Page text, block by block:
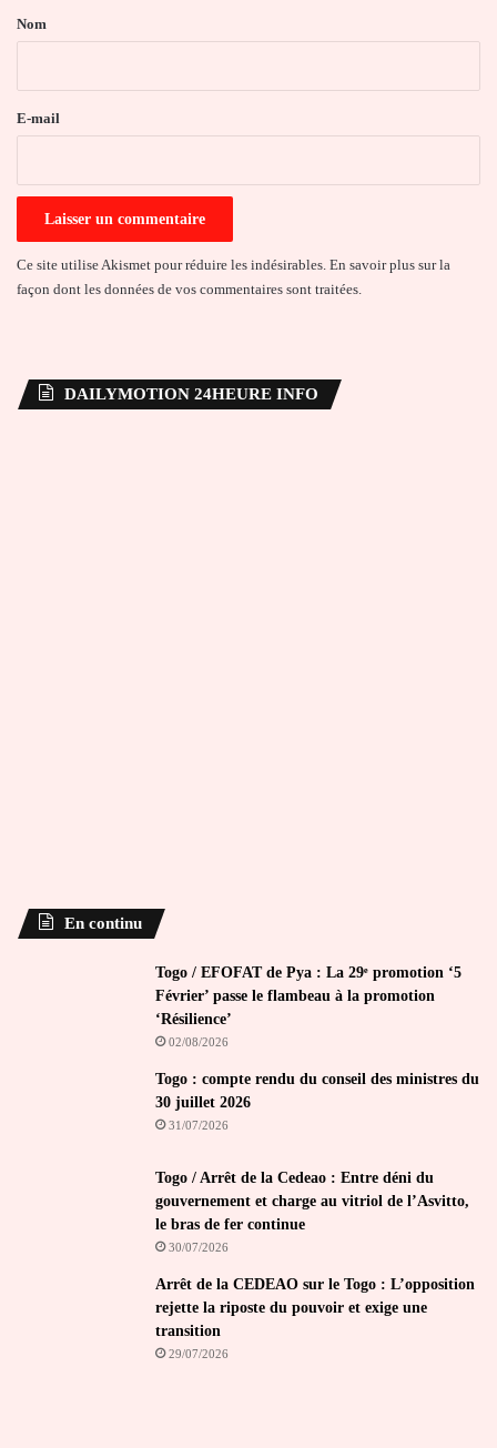
a
e
Nom
E-mail
Ce site utilise Akismet pour réduire les indésirables. En savoir plus sur la
façon dont les données de vos commentaires sont traitées
DAILYMOTION 24HEURE INFO
En continu
Togo / EFOFAT de Pya : La 29ᵉ promotion ‘5
Février’ passe le flambeau à la promotion
‘Résilience’
02/08/2026
Togo : compte rendu du conseil des ministres du
30 juillet 2026
31/07/2026
Togo / Arrêt de la Cedeao : Entre déni du
gouvernement et charge au vitriol de l’Asvitto,
le bras de fer continue
30/07/2026
Arrêt de la CEDEAO sur le Togo : L’opposition
rejette la riposte du pouvoir et exige une
transition
29/07/2026